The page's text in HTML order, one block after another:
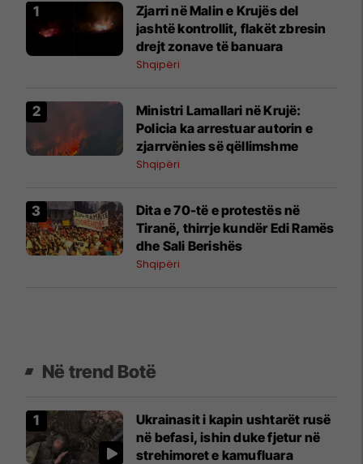
Zjarri në Malin e Krujës del
jashtë kontrollit, flakët zbresin
drejt zonave të banuara
Shqipëri
Ministri Lamallari në Krujë:
Policia ka arrestuar autorin e
zjarrvënies së qëllimshme
Shqipëri
​Dita e 70-të e protestës në
Tiranë, thirrje kundër Edi Ramës
dhe Sali Berishës
Shqipëri
Në trend Botë
Ukrainasit i kapin ushtarët rusë
në befasi, ishin duke fjetur në
strehimoret e kamufluara